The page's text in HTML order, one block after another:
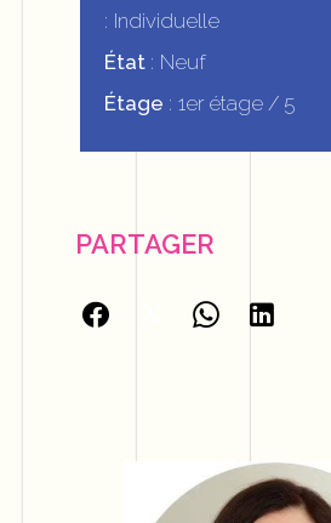
Individuelle
État
Neuf
Étage
1er étage / 5
PARTAGER